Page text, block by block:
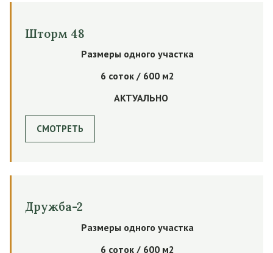
Шторм 48
Размеры одного участка
6 соток / 600 м2
АКТУАЛЬНО
СМОТРЕТЬ
Дружба-2
Размеры одного участка
6 соток / 600 м2